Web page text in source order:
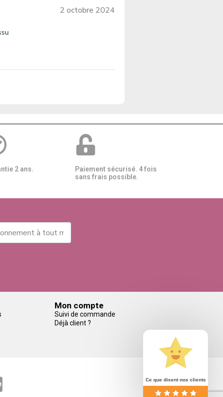
2 octobre 2024
2 ans.
Paiement sécurisé. 4 fois
sans frais possible.
Mon compte
Suivi de commande
Déjà client ?
Ce que disent nos clients